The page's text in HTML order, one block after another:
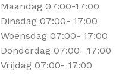
Maandag 07:00-17:00
Dinsdag 07:00- 17:00
Woensdag 07:00- 17:00
Donderdag 07:00- 17:00
Vrijdag 07:00- 17:00